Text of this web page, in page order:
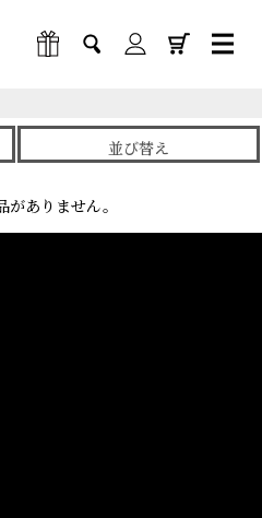
並び替え
がありません。